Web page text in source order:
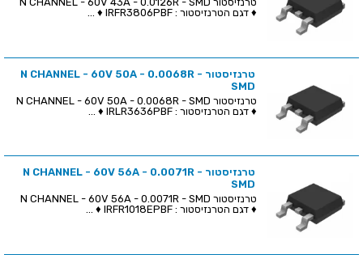
♦ דגם הטרנזיסטור : IRFR3806PBF ♦ ...
טרנזיסטור N CHANNEL - 60V 50A - 0.0068R -
SMD
♦ דגם הטרנזיסטור : IRLR3636PBF ♦ ...
טרנזיסטור N CHANNEL - 60V 56A - 0.0071R -
SMD
♦ דגם הטרנזיסטור : IRFR1018EPBF ♦ ...